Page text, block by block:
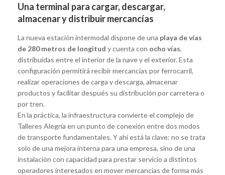
Una terminal para cargar, descargar,
almacenar y distribuir mercancías
La nueva estación intermodal dispone de una playa de vías
de 280 metros de longitud y cuenta con ocho vías,
distribuidas entre el interior de la nave y el exterior. Esta
configuración permitirá recibir mercancías por ferrocarril,
realizar operaciones de carga y descarga, almacenar
productos y facilitar después su distribución por carretera o
por tren.
En la práctica, la infraestructura convierte el complejo de
Talleres Alegría en un punto de conexión entre dos modos
de transporte fundamentales. Y ahí está la clave: no se trata
solo de una mejora interna para una empresa, sino de una
instalación con capacidad para prestar servicio a distintos
operadores interesados en mover mercancías de forma más